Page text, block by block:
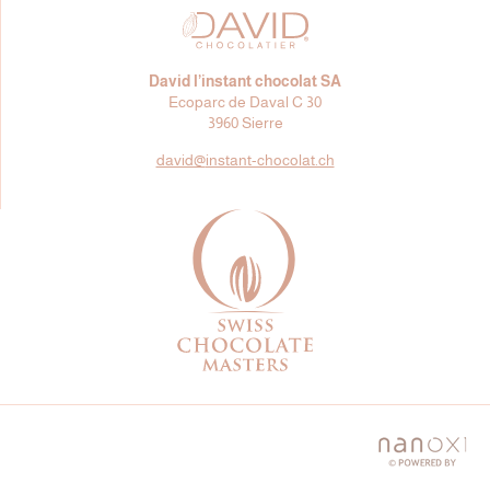
David l’instant chocolat SA
Ecoparc de Daval C 30
3960 Sierre
david@instant-chocolat.ch